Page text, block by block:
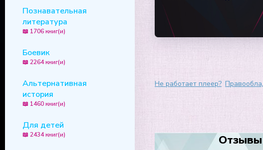
Познавательная
литература
📖 1706 книг(и)
Боевик
📖 2264 книг(и)
Альтернативная
история
📖 1460 книг(и)
Для детей
📖 2434 книг(и)
Не работает плеер?
Отзывы